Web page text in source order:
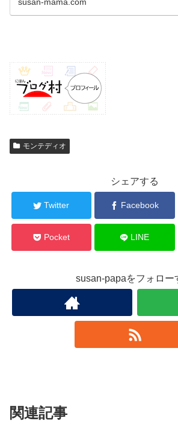
susan-mama.com
モンテディオ
シェアする
Twitter Facebook
Pocket LINE
susan-papaをフォロー
関連記事